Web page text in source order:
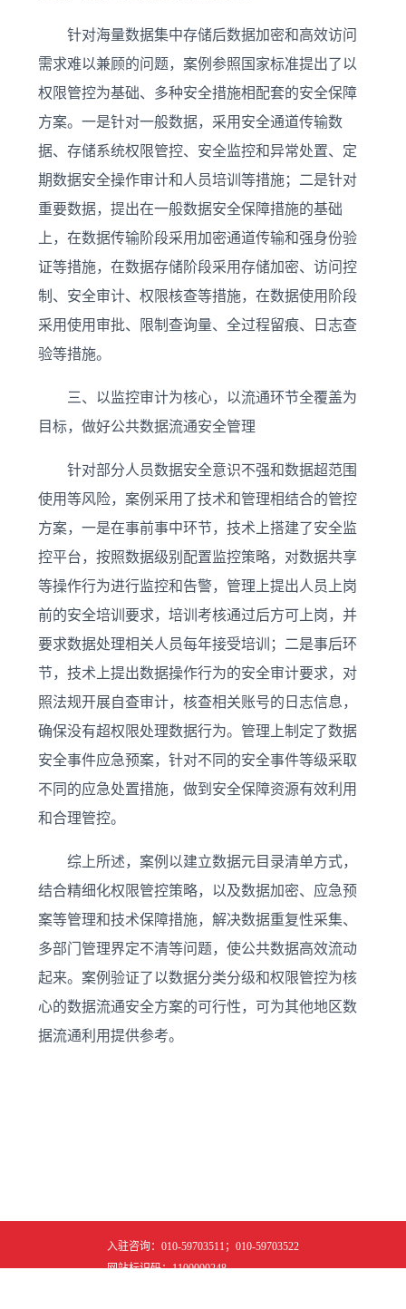
针对海量数据集中存储后数据加密和高效访问
需求难以兼顾的问题，案例参照国家标准提出了以
权限管控为基础、多种安全措施相配套的安全保障
方案。一是针对一般数据，采用安全通道传输数
据、存储系统权限管控、安全监控和异常处置、定
期数据安全操作审计和人员培训等措施；二是针对
重要数据，提出在一般数据安全保障措施的基础
上，在数据传输阶段采用加密通道传输和强身份验
证等措施，在数据存储阶段采用存储加密、访问控
制、安全审计、权限核查等措施，在数据使用阶段
采用使用审批、限制查询量、全过程留痕、日志查
验等措施。
三、以监控审计为核心，以流通环节全覆盖为
目标，做好公共数据流通安全管理
针对部分人员数据安全意识不强和数据超范围
使用等风险，案例采用了技术和管理相结合的管控
方案，一是在事前事中环节，技术上搭建了安全监
控平台，按照数据级别配置监控策略，对数据共享
等操作行为进行监控和告警，管理上提出人员上岗
前的安全培训要求，培训考核通过后方可上岗，并
要求数据处理相关人员每年接受培训；二是事后环
节，技术上提出数据操作行为的安全审计要求，对
照法规开展自查审计，核查相关账号的日志信息，
确保没有超权限处理数据行为。管理上制定了数据
安全事件应急预案，针对不同的安全事件等级采取
不同的应急处置措施，做到安全保障资源有效利用
和合理管控。
综上所述，案例以建立数据元目录清单方式，
结合精细化权限管控策略，以及数据加密、应急预
案等管理和技术保障措施，解决数据重复性采集、
多部门管理界定不清等问题，使公共数据高效流动
起来。案例验证了以数据分类分级和权限管控为核
心的数据流通安全方案的可行性，可为其他地区数
据流通利用提供参考。
入驻咨询：010-59703511；010-59703522
网站标识码：1100000248